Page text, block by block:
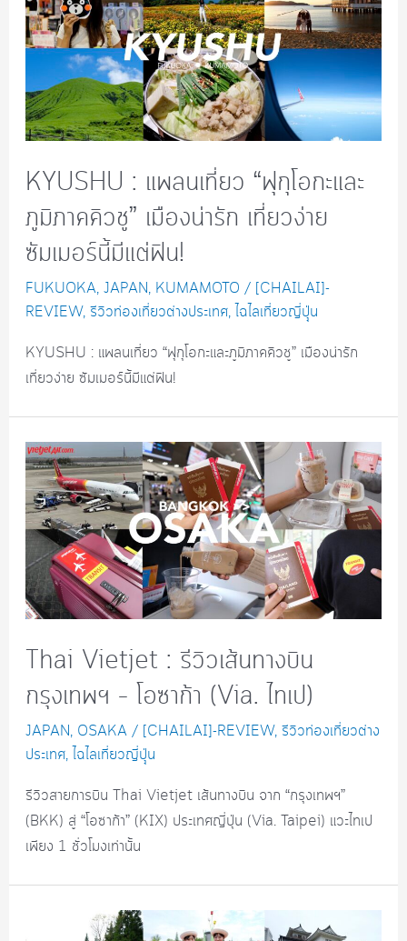
KYUSHU : แพลนเที่ยว “ฟุกุโอกะและ
ภูมิภาคคิวชู” เมืองน่ารัก เที่ยวง่าย
ซัมเมอร์นี้มีแต่ฟิน!
FUKUOKA, JAPAN, KUMAMOTO / [CHAILAI]-
REVIEW, รีวิวท่องเที่ยวต่างประเทศ, ไฉไลเที่ยวญี่ปุุ่น
KYUSHU : แพลนเที่ยว “ฟุกุโอกะและภูมิภาคคิวชู” เมืองน่ารัก
เที่ยวง่าย ซัมเมอร์นี้มีแต่ฟิน!
Thai Vietjet : รีวิวเส้นทางบิน
กรุงเทพฯ – โอซาก้า (Via. ไทเป)
JAPAN, OSAKA/ [CHAILAI]-REVIEW, รีวิวท่องเที่ยวต่าง
ประเทศ, ไฉไลเที่ยวญี่ปุุ่น
รีวิวสายการบิน Thai Vietjet เส้นทางบิน จาก “กรุงเทพฯ”
(BKK) สู่ “โอซาก้า” (KIX) ประเทศญี่ปุ่น (Via. Taipei) แวะไทเป
เพียง 1 ชั่วโมงเท่านั้น